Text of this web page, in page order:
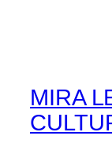
MIRA